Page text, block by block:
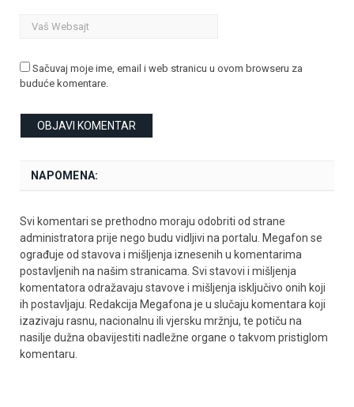
Sačuvaj moje ime, email i web stranicu u ovom browseru za
buduće komentare.
NAPOMENA:
Svi komentari se prethodno moraju odobriti od strane
administratora prije nego budu vidljivi na portalu. Megafon se
ograđuje od stavova i mišljenja iznesenih u komentarima
postavljenih na našim stranicama. Svi stavovi i mišljenja
komentatora odražavaju stavove i mišljenja isključivo onih koji
ih postavljaju. Redakcija Megafona je u slučaju komentara koji
izazivaju rasnu, nacionalnu ili vjersku mržnju, te potiču na
nasilje dužna obavijestiti nadležne organe o takvom pristiglom
komentaru.